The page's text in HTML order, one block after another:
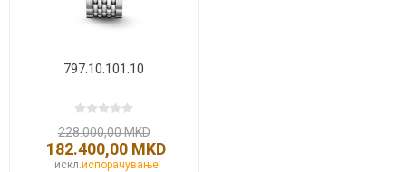
797.10.101.10
228.000,00 MKD
182.400,00 MKD
искл. испорачување